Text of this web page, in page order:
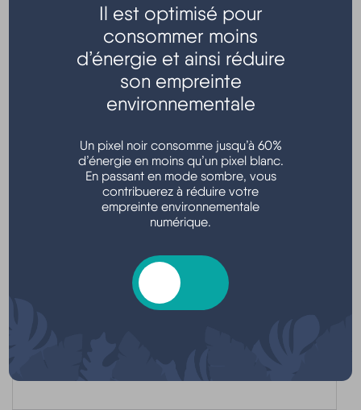
Transports - Mobilité
Argent - Impôts - Consommation
Il est optimisé pour
consommer moins
d’énergie et ainsi réduire
son empreinte
environnementale
Un pixel noir consomme jusqu’à 60%
d’énergie en moins qu’un pixel blanc.
En passant en mode sombre, vous
contribuerez à réduire votre
empreinte environnementale
numérique.